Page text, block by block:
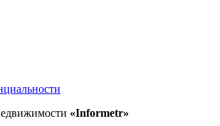
«Informetr»